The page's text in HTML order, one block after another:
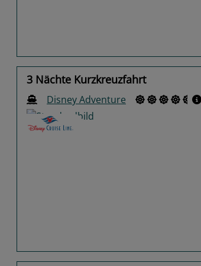
3 Nächte Kurzkreuzfahrt
Disney Adventure